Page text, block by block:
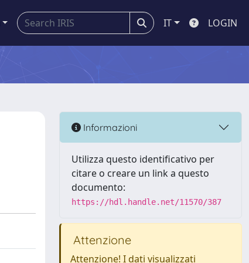
IT LOGIN
Informazioni
Utilizza questo identificativo per
citare o creare un link a questo
documento:
https://hdl.handle.net/11570/387
Attenzione
Attenzione! I dati visualizzati